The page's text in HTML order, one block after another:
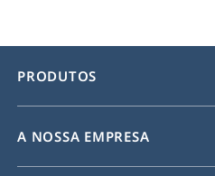
PRODUTOS
A NOSSA EMPRESA